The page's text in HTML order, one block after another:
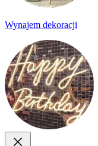
Wynajem dekoracji